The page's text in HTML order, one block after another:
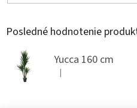
Posledné hodnotenie
Yucca 160 cm
Hodnotenie produktu
|